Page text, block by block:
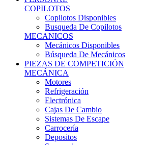
COPILOTOS
Copilotos Disponibles
Busqueda De Copilotos
MECANICOS
Mecánicos Disponibles
Búsqueda De Mecánicos
PIEZAS DE COMPETICIÓN
MECÁNICA
Motores
Refrigeración
Electrónica
Cajas De Cambio
Sistemas De Escape
Carrocería
Depositos